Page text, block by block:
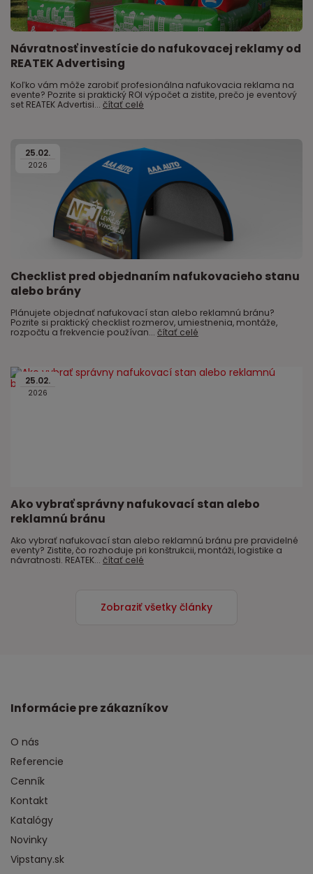
Návratnosť investície do nafukovacej reklamy od
REATEK Advertising
Koľko vám môže zarobiť profesionálna nafukovacia reklama na
evente? Pozrite si praktický ROI výpočet a zistite, prečo je eventový
set REATEK Advertisi... čítať celé
25.02.
2026
Checklist pred objednaním nafukovacieho stanu
alebo brány
Plánujete objednať nafukovací stan alebo reklamnú bránu?
Pozrite si praktický checklist rozmerov, umiestnenia, montáže,
rozpočtu a frekvencie používan... čítať celé
25.02.
2026
Ako vybrať správny nafukovací stan alebo
reklamnú bránu
Ako vybrať nafukovací stan alebo reklamnú bránu pre pravidelné
eventy? Zistite, čo rozhoduje pri konštrukcii, montáži, logistike a
návratnosti. REATEK... čítať celé
Zobraziť všetky články
Informácie pre zákazníkov
O nás
Referencie
Cenník
Kontakt
Katalógy
Novinky
Vipstany.sk